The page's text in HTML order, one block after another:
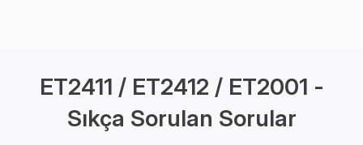
ET2411 / ET2412 / ET2001 -
Sıkça Sorulan Sorular